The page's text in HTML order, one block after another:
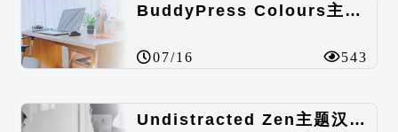
BuddyPress Colours主题汉化包
07/16 543
Undistracted Zen主题汉化包